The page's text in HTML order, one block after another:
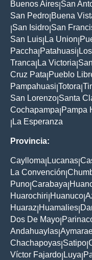
Buenos Aires San
San Pedro Buena
San Isidro San
San Luis La Union
Paccha Patahuasi
Tranca La Victoria
Cruz Pata Pueblo
Pampahuasi Totora
San Lorenzo Santa
Cochapampa Pampa
La Esperanza
Provincia:
Caylloma Lucanas
La Convención
Puno Carabaya
Huarochiri Huanuco
Huaraz Huamalies
Dos De Mayo
Andahuaylas
Chachapoyas Satipo
Víctor Fajardo Luya